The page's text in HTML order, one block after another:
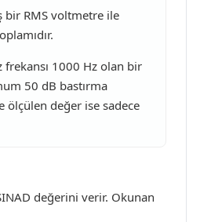
bir RMS voltmetre ile
1000 Hz olan bir
50 dB bastırma
ölçülen değer ise sadece
değerini verir. Okunan